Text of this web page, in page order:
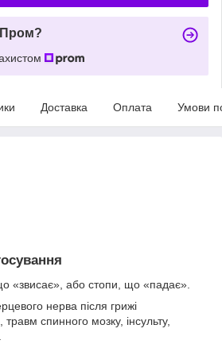
Пром?
Доставка Оплата Умови
«звисає», або стопи, що «падає».
нерва після грижі
спинного мозку, інсульту,